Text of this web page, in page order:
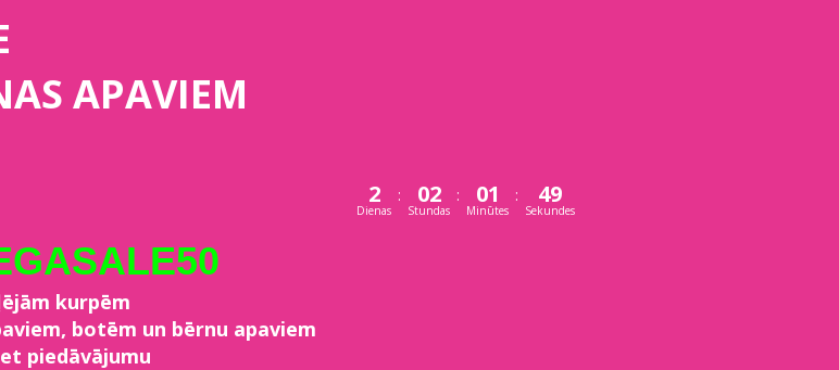
APAVIEM
kurpēm
botēm un bērnu apaviem
piedāvājumu
2
Dienas
: 02
Stundas
: 01
Minūtes
: 48
Sekundes